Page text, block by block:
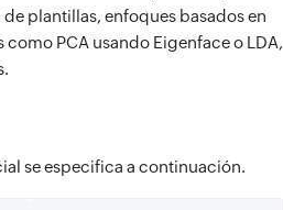
plantillas, enfoques basados en
PCA usando Eigenface o LDA,
se especifica a continuación.